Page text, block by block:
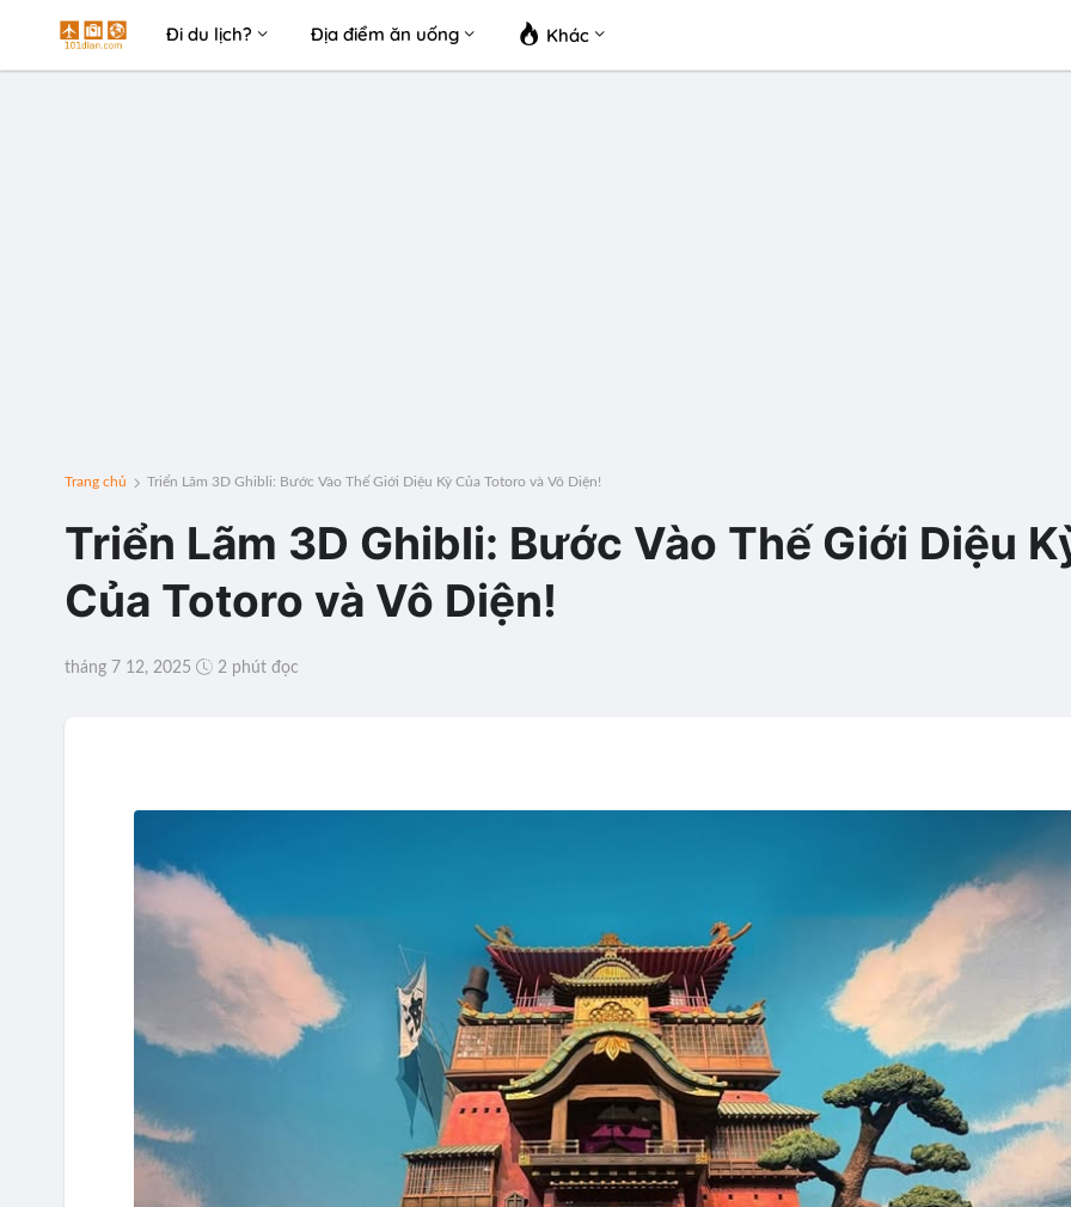
Đi du lịch? Địa điểm ăn uống Khác
Trang chủ Triển Lãm 3D Ghibli: Bước Vào Thế Giới Diệu Kỳ Của Totoro và Vô Diện!
Triển Lãm 3D Ghibli: Bước Vào Thế Giới Diệu
Của Totoro và Vô Diện!
tháng 7 12, 2025 2 phút đọc